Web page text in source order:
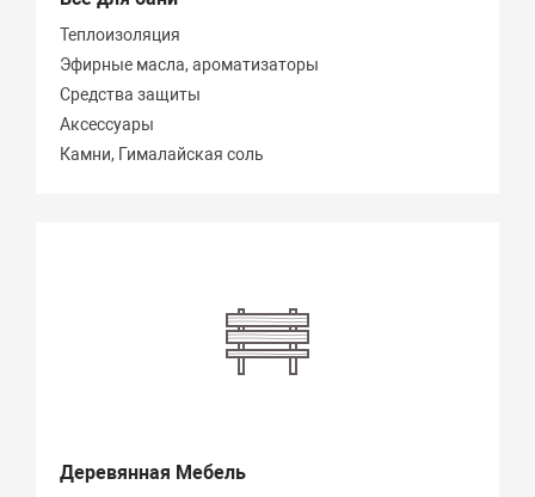
Теплоизоляция
Эфирные масла, ароматизаторы
Средства защиты
Аксессуары
Камни, Гималайская соль
Деревянная Мебель